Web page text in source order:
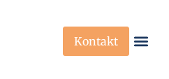
Kontakt